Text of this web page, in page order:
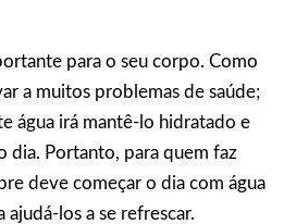
para o seu corpo. Como
a muitos problemas de saúde;
água irá mantê-lo hidratado e
dia. Portanto, para quem faz
deve começar o dia com água
los a se refrescar.